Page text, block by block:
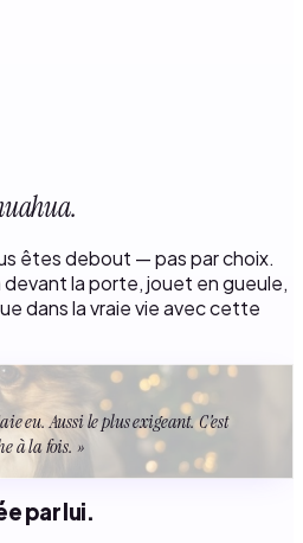
êtes debout — pas par choix.
la porte, jouet en gueule,
dans la vraie vie avec cette
eu. Aussi le plus exigeant. C'est
à la fois. »
par lui.